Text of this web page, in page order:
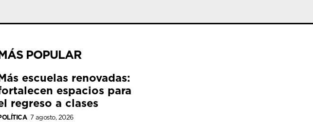
POPULAR
escuelas renovadas:
espacios para
regreso a clases
7 agosto, 2026